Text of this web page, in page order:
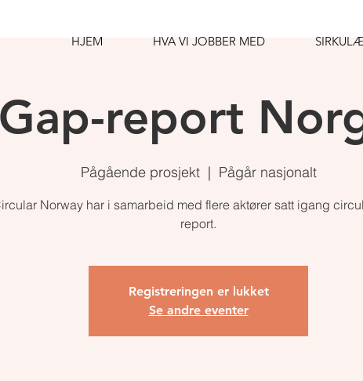
HJEM HVA VI JOBBER MED
Gap-report
Pågående prosjekt
  |
Pågår nasjonalt
Norway har i samarbeid med flere aktører satt igang
report.
Registreringen er lukket
Se andre eventer